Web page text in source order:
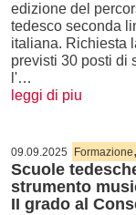
edizione del
tedesco seconda
italiana. Richiesta
previsti 30 posti di
l'…
leggi di piu
09.09.2025 Formazione,
Scuole
strumento
II grado al